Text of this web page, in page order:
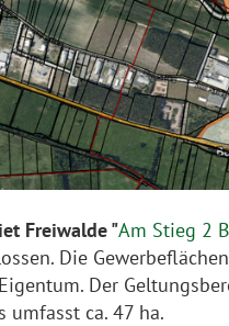
Freiwalde "Am Stieg 2
Die
Der
umfasst ca. 47 ha.